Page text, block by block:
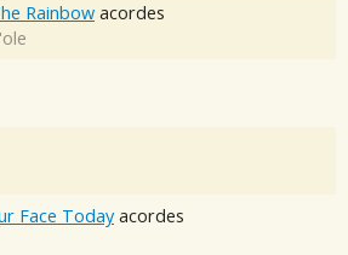
Rainbow acordes
Face Today acordes